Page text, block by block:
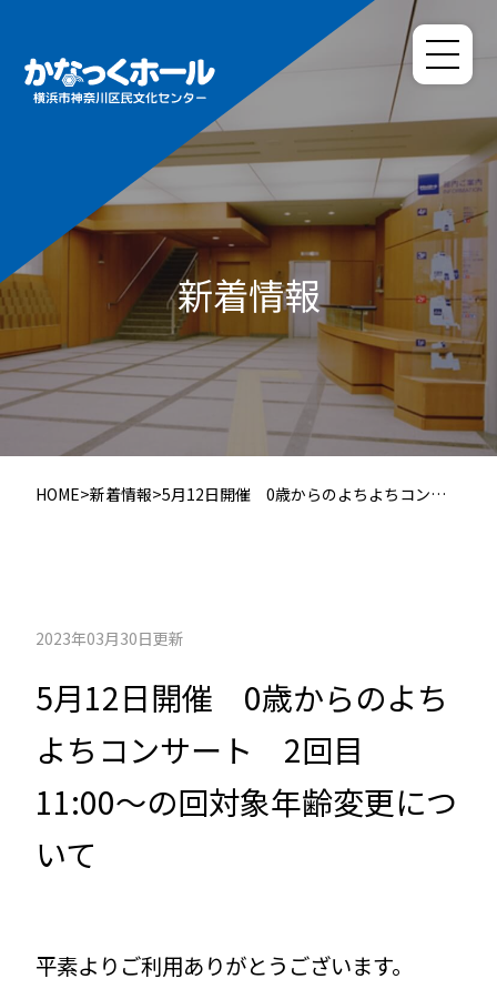
新着情報
HOME>新着情報>5月12日開催 0歳からのよちよちコンサ
2023年03月30日更新
5月12日開催 0歳からのよち
よちコンサート 2回目
11:00〜の回対象年齢変更につ
いて
平素よりご利用ありがとうございます。